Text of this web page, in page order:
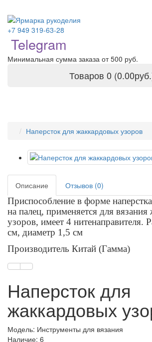
+7 949 319-63-28
Telegram
Минимальная сумма заказа от 500 руб.
Товаров 0
Наперсток для жаккардовых узоров
Описание Отзывов (0)
Приспособление в форме
на палец, применяется для
узоров, имеет 4 нитенаправителя.
см, диаметр 1,5 см
Производитель Китай (Гамма)
Наперсток для
жаккардовых
Модель: Инструменты для вязания
Наличие: 6